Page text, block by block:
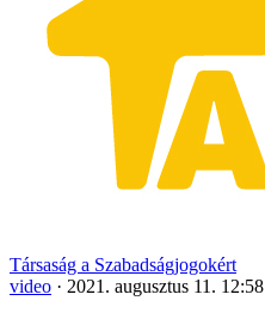
Társaság a Szabadságjogokért
video · 2021. augusztus 11. 12:58